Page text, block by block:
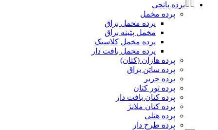
پرده پانچی
پرده مخمل
پرده مخمل براق
مخمل پتینه براق
پرده مخمل کلاسیک
پرده مخمل بافت دار
پرده هازان (کتان)
پرده ساتن براق
پرده حریر
پرده تور کتان
پرده کتان بافت دار
پرده کتان ملانژ
پرده هتلی
پرده طرح دار